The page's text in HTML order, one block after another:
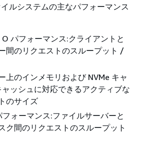
ルシステムの主なパフォーマンス
パフォーマンス:クライアントと
間のリクエストのスループット /
上のインメモリおよび NVMe キャ
ッシュに対応できるアクティブな
のサイズ
ォーマンス:ファイルサーバーと
ク間のリクエストのスループット